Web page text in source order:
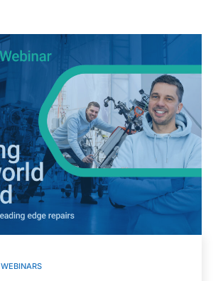
WEBINARS